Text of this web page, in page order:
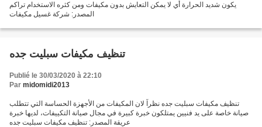
يكون شديد الحرارة أي لا يمكن التعايش بدون مكيفات ومن كثره الاستخدام تراكم
المصدر: شركة غسيل مكيفات
تنظيف مكيفات سبليت جده
Publié le 30/03/2020 à 22:10
Par midomidi2013
تنظيف مكيفات سبليت جده نظراً لان المكيفات من الأجهزة الحساسة التي تتطلب
صيانة خاصة على يد فنيين يمتلكون خبرة كبيرة في مجال صيانة التكييفات، لديها خبرة
عريقة المصدر: تنظيف مكيفات سبليت جده